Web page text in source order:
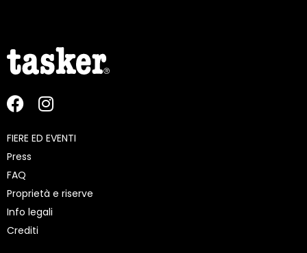
FIERE ED EVENTI
Press
FAQ
Proprietà e riserve
Info legali
Crediti